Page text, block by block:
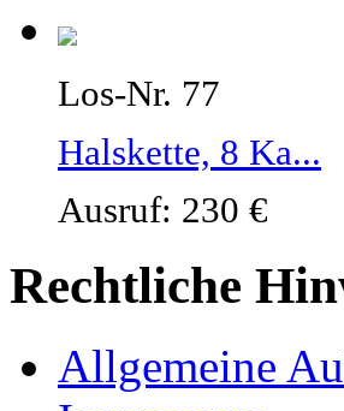
Los-Nr. 77
Halskette, 8 Ka...
Ausruf: 230 €
Rechtliche
Allgemeine